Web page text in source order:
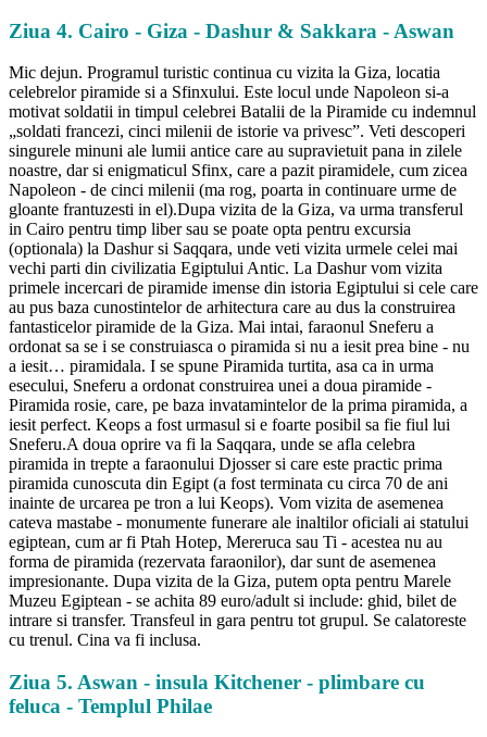
Ziua 4. Cairo - Giza - Dashur & Sakkara - Aswan
Mic dejun. Programul turistic continua cu vizita la Giza, locatia
celebrelor piramide si a Sfinxului. Este locul unde Napoleon si-a
motivat soldatii in timpul celebrei Batalii de la Piramide cu indemnul
„soldati francezi, cinci milenii de istorie va privesc”. Veti descoperi
singurele minuni ale lumii antice care au supravietuit pana in zilele
noastre, dar si enigmaticul Sfinx, care a pazit piramidele, cum zicea
Napoleon - de cinci milenii (ma rog, poarta in continuare urme de
gloante frantuzesti in el).Dupa vizita de la Giza, va urma transferul
in Cairo pentru timp liber sau se poate opta pentru excursia
(optionala) la Dashur si Saqqara, unde veti vizita urmele celei mai
vechi parti din civilizatia Egiptului Antic. La Dashur vom vizita
primele incercari de piramide imense din istoria Egiptului si cele care
au pus baza cunostintelor de arhitectura care au dus la construirea
fantasticelor piramide de la Giza. Mai intai, faraonul Sneferu a
ordonat sa se i se construiasca o piramida si nu a iesit prea bine - nu
a iesit… piramidala. I se spune Piramida turtita, asa ca in urma
esecului, Sneferu a ordonat construirea unei a doua piramide -
Piramida rosie, care, pe baza invatamintelor de la prima piramida, a
iesit perfect. Keops a fost urmasul si e foarte posibil sa fie fiul lui
Sneferu.A doua oprire va fi la Saqqara, unde se afla celebra
piramida in trepte a faraonului Djosser si care este practic prima
piramida cunoscuta din Egipt (a fost terminata cu circa 70 de ani
inainte de urcarea pe tron a lui Keops). Vom vizita de asemenea
cateva mastabe - monumente funerare ale inaltilor oficiali ai statului
egiptean, cum ar fi Ptah Hotep, Mereruca sau Ti - acestea nu au
forma de piramida (rezervata faraonilor), dar sunt de asemenea
impresionante. Dupa vizita de la Giza, putem opta pentru Marele
Muzeu Egiptean - se achita 89 euro/adult si include: ghid, bilet de
intrare si transfer. Transfeul in gara pentru tot grupul. Se calatoreste
cu trenul. Cina va fi inclusa.
Ziua 5. Aswan - insula Kitchener - plimbare cu
feluca - Templul Philae